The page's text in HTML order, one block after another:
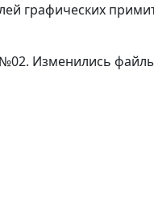
графических
Изменились